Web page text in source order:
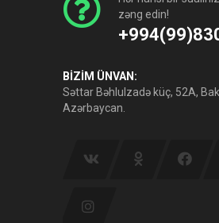
zəng edin!
BİZİM ÜNVAN:
Səttar Bəhlulzadə küç, 52A,
Azərbaycan.